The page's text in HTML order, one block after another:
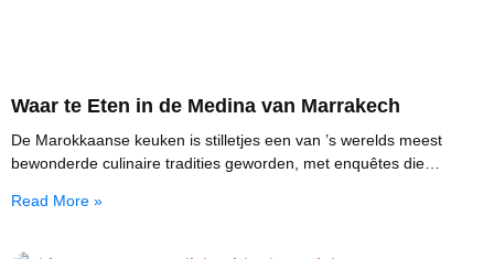
Waar te Eten in de Medina van Marrakech
De Marokkaanse keuken is stilletjes een van ’s werelds meest
bewonderde culinaire tradities geworden, met enquêtes die
Read More »